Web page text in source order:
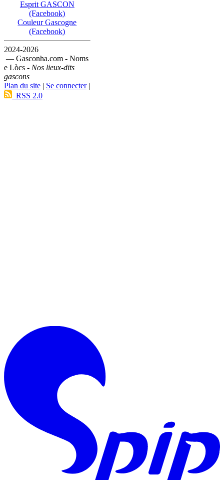
Esprit GASCON
(Facebook)
Couleur Gascogne
(Facebook)
2024-2026
— Gasconha.com - Noms
e Lòcs - Nos lieux-dits
gascons
Plan du site | Se connecter|
RSS 2.0